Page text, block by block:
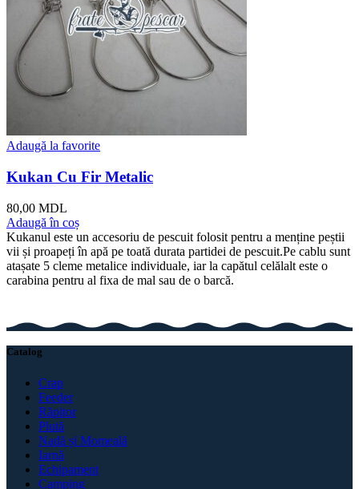
Adaugă la favorite
Kukan Cu Fir Metalic
80,00 MDL
Adaugă în coș
Kukanul este un accesoriu de pescuit folosit pentru a menține peștii
vii și proapeți în apă pe toată durata partidei de pescuit.Pe cablu sunt
atașate 5 cleme metalice individuale, iar la capătul celălalt este o
carabina pentru al fixa de mal sau de o barcă.
Catalog
Crap
Feeder
Răpitor
Plută
Nadă și Momeală
Iarnă
Echipament
Camping